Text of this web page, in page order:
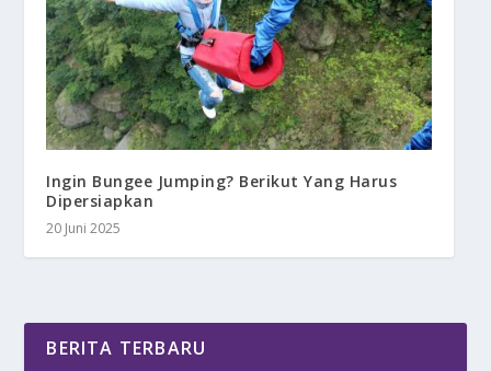
Ingin Bungee Jumping? Berikut Yang Harus
Dipersiapkan
20 Juni 2025
BERITA TERBARU